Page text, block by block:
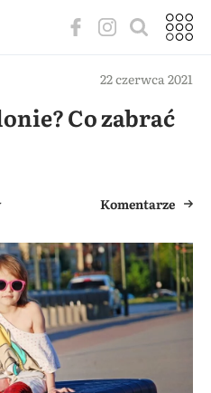
22 czerwca 2021
Co zabrać
Komentarze